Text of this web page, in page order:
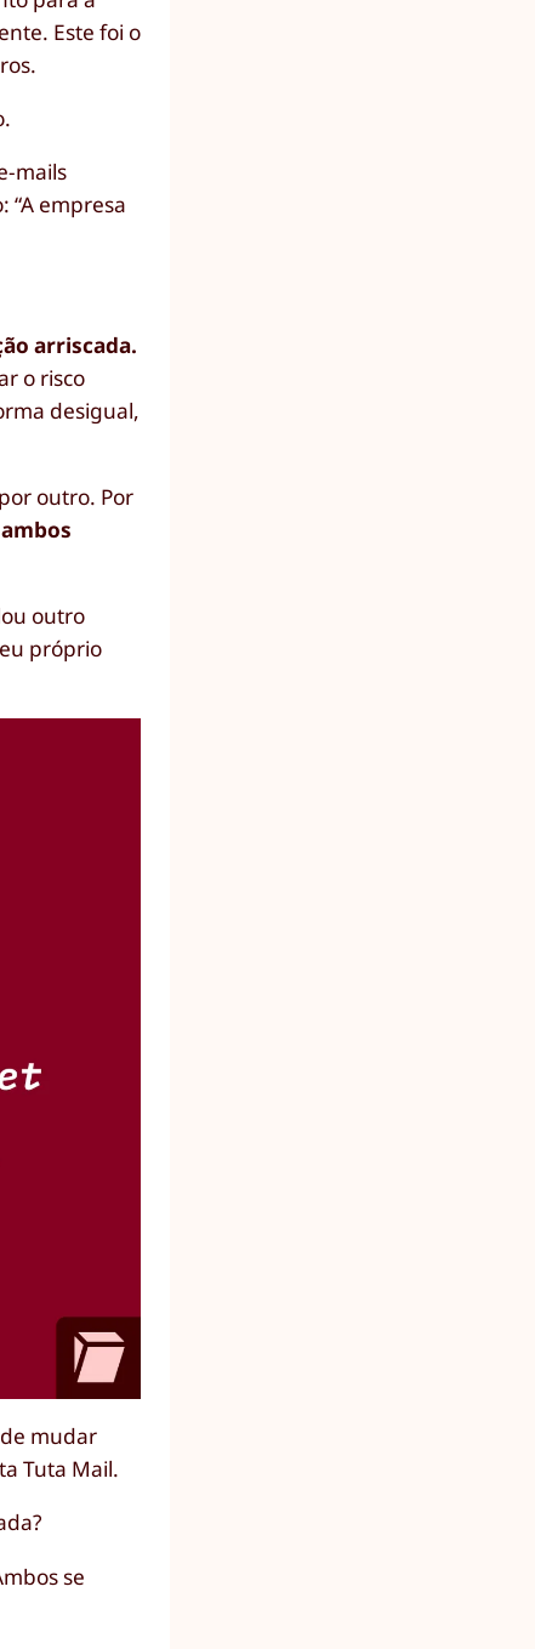
Este foi o
mails
“A empresa
arriscada.
o risco
desigual,
outro. Por
outro
próprio
mudar
Tuta Mail.
se